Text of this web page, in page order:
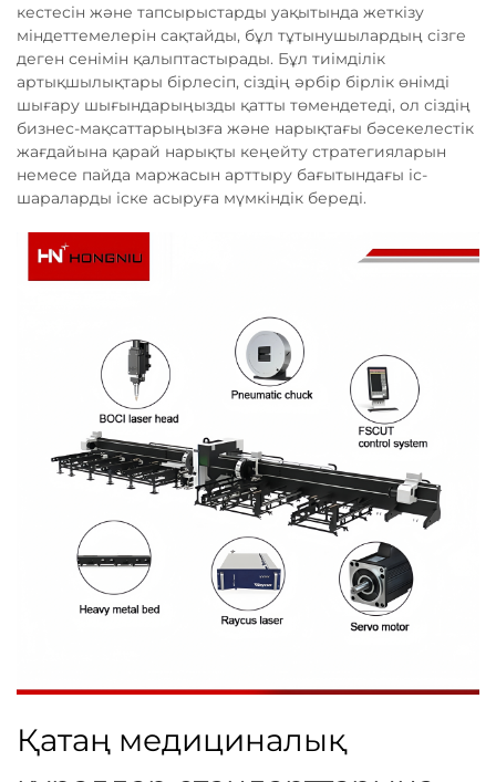
кестесін және тапсырыстарды уақытында жеткізу
міндеттемелерін сақтайды, бұл тұтынушылардың сізге
деген сенімін қалыптастырады. Бұл тиімділік
артықшылықтары бірлесіп, сіздің әрбір бірлік өнімді
шығару шығындарыңызды қатты төмендетеді, ол сіздің
бизнес-мақсаттарыңызға және нарықтағы бәсекелестік
жағдайына қарай нарықты кеңейту стратегияларын
немесе пайда маржасын арттыру бағытындағы іс-
шараларды іске асыруға мүмкіндік береді.
Қатаң медициналық